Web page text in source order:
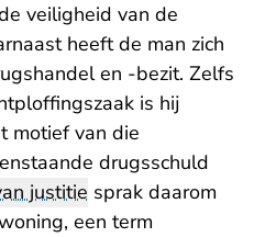
veiligheid van de
heeft de man zich
en -bezit. Zelfs
is hij
motief van die
drugsschuld
justitie sprak daarom
een term